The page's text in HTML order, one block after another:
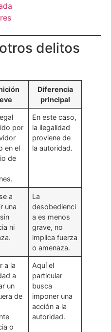
delitos
Diferencia
principal
por
en el
de
En este caso,
la ilegalidad
proviene de
la autoridad.
a
una
ni
La
desobedienci
a es menos
grave, no
implica fuerza
o amenaza.
a la
a
un
de
o
Aquí el
particular
busca
imponer una
acción a la
autoridad.